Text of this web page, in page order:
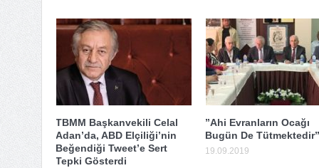
TBMM Başkanvekili Celal
Adan’da, ABD Elçiliği’nin
Beğendiği Tweet’e Sert
Tepki Gösterdi
”Ahi Evranların Ocağı
Bugün De
19.09.2019